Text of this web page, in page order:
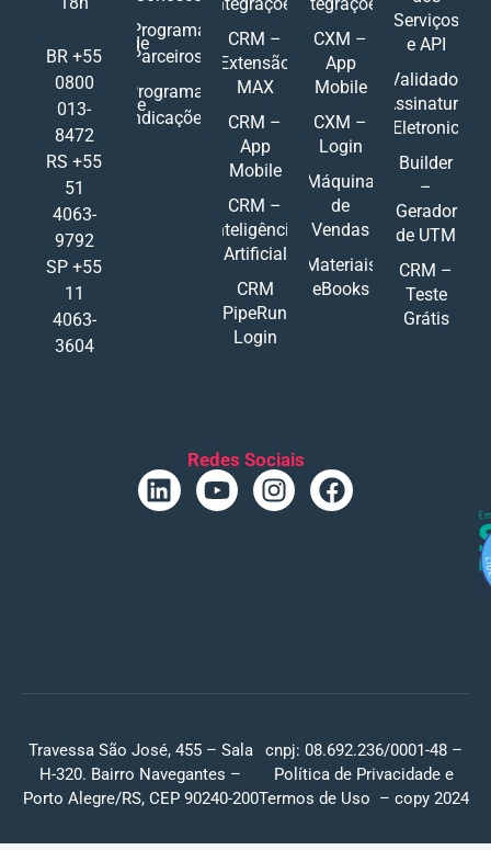
BR +55
0800
013-
8472
RS +55
51
4063-
9792
SP +55
11
4063-
3604
Programa
de
Parceiros
Programa
de
Indicações
CRM –
Extensão
MAX
CRM –
App
Mobile
CRM –
Inteligência
Artificial
CRM
PipeRun
Login
CXM –
App
Mobile
CXM –
Login
Máquina
de
Vendas
Materiais
eBooks
Serviços
e API
Validador
Assinatura
Eletronic
Builder
–
Gerador
de UTM
CRM –
Teste
Grátis
Redes Sociais
Travessa São José, 455 – Sala
H-320. Bairro Navegantes –
Porto Alegre/RS, CEP 90240-200
cnpj: 08.692.236/0001-48 –
Política de Privacidade e
Termos de Uso – copy 2024